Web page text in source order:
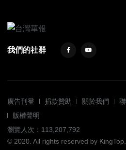
我們的社群
廣告刊登 捐款贊助 關於我們
版權聲明
瀏覽人次：113,207,792
© 2020. All rights reserved by KingTop.